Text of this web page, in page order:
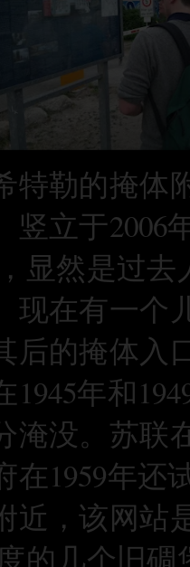
特勒的掩体
竖立于2006
显然是过
现在有一个
后的掩体入
1945年和
淹没。苏联
在1959年还
近，该网站
的几个旧